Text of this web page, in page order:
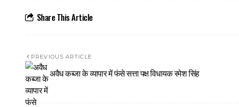
Share This Article
PREVIOUS ARTICLE
अवैध कब्जा के व्यापार में फंसे सत्ता पक्ष विधायक रमेश सिंह